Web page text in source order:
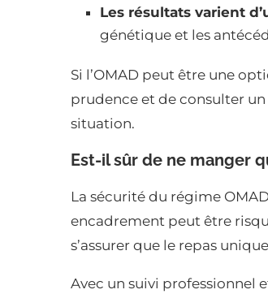
Les résultats varient
génétique et les
Si l’OMAD peut être une
prudence et de consulter
situation.
Est-il sûr de ne manger
La sécurité du régime
encadrement peut être
s’assurer que le repas
Avec un suivi professionnel